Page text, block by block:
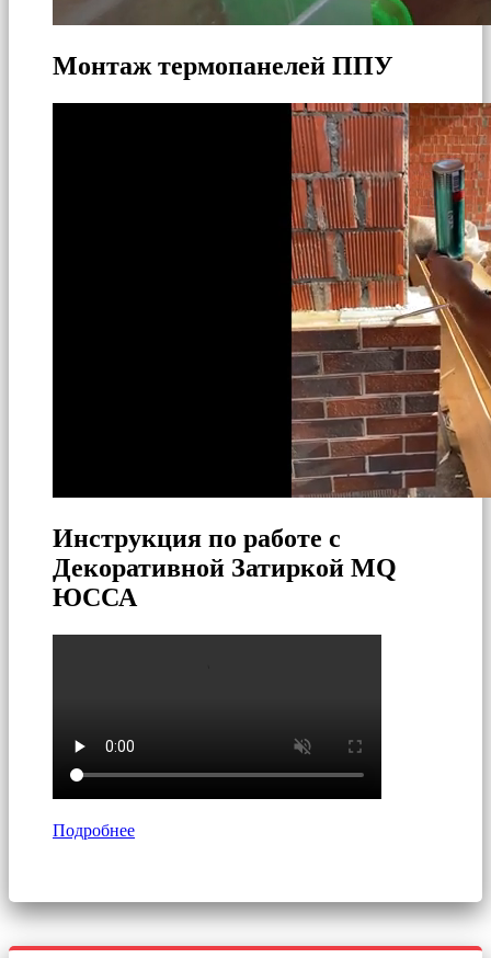
Монтаж термопанелей ППУ
Инструкция по работе с
Декоративной Затиркой MQ
ЮССА
Подробнее